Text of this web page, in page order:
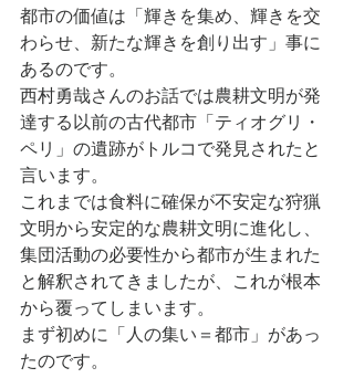
都市の価値は「輝きを集め、輝きを交
わらせ、新たな輝きを創り出す」事に
あるのです。
西村勇哉さんのお話では農耕文明が発
達する以前の古代都市「ティオグリ・
ペリ」の遺跡がトルコで発見されたと
言います。
これまでは食料に確保が不安定な狩猟
文明から安定的な農耕文明に進化し、
集団活動の必要性から都市が生まれた
と解釈されてきましたが、これが根本
から覆ってしまいます。
まず初めに「人の集い＝都市」があっ
たのです。